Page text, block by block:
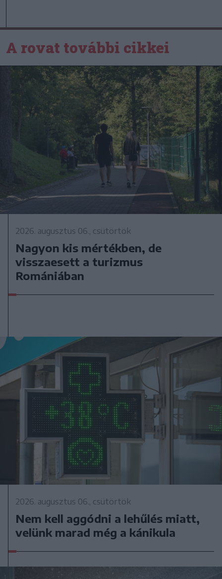
A rovat további cikkei
2026. augusztus 06., csütörtök
Nagyon kis mértékben, de
visszaesett a turizmus
Romániában
2026. augusztus 06., csütörtök
Nem kell aggódni a lehűlés miatt,
velünk marad még a kánikula